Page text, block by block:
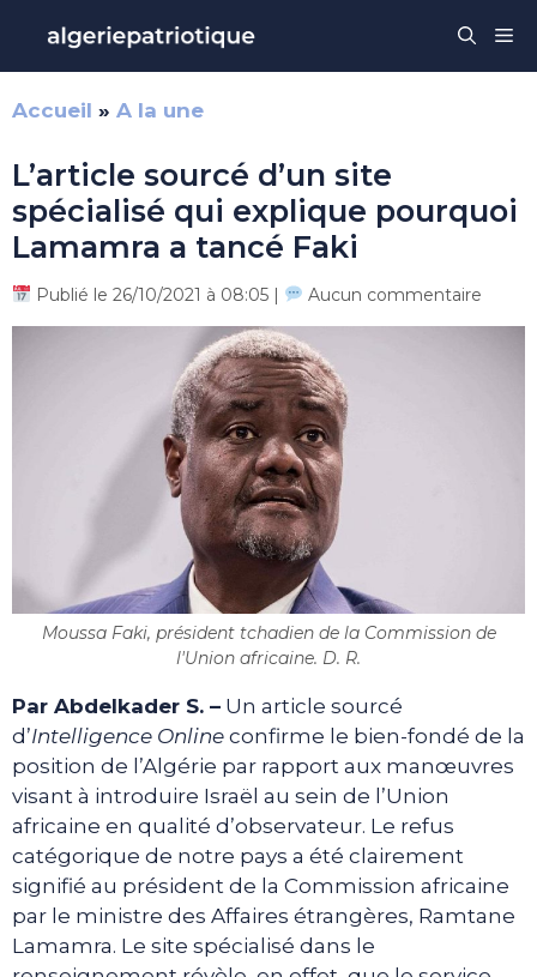
contenu
Accueil » A la une
L’article sourcé d’un site
spécialisé qui explique pourquoi
Lamamra a tancé Faki
Publié le 26/10/2021 à 08:05 | Aucun commentaire
Moussa Faki, président tchadien de la Commission de
l'Union africaine. D. R.
Par Abdelkader S. – Un article sourcé
d’Intelligence Online confirme le bien-fondé de la
position de l’Algérie par rapport aux manœuvres
visant à introduire Israël au sein de l’Union
africaine en qualité d’observateur. Le refus
catégorique de notre pays a été clairement
signifié au président de la Commission africaine
par le ministre des Affaires étrangères, Ramtane
Lamamra. Le site spécialisé dans le